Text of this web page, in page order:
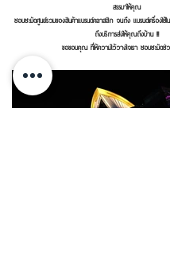
สรรมาให้คุณ
ชอบชะมัดศูนย์รวมของสินค้าแบรนด์คลาสสิก จนถึง แบรนด์เครื่องใช้ใ
ถึงบริการส่งให้คุณถึงบ้าน !!!
ขอขอบคุณ ที่ให้ความไว้วางใจเรา ชอบชะมัด